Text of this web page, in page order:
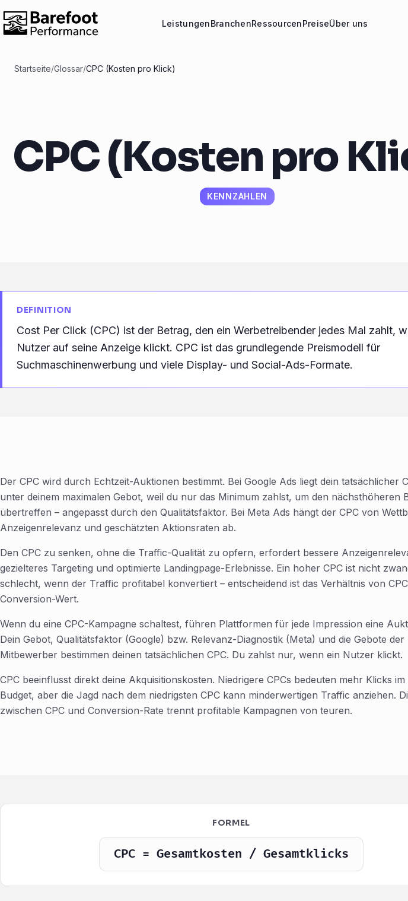
LeistungenBranchenRessourcenPreiseÜber uns
Startseite/Glossar/CPC (Kosten pro Klick)
CPC (Kosten pro
KENNZAHLEN
DEFINITION
Cost Per Click (CPC) ist der Betrag, den ein Werbetreibender jedes Mal zahlt,
Nutzer auf seine Anzeige klickt. CPC ist das grundlegende Preismodell für
Suchmaschinenwerbung und viele Display- und Social-Ads-Formate.
Der CPC wird durch Echtzeit-Auktionen bestimmt. Bei Google Ads liegt dein tatsächlicher
unter deinem maximalen Gebot, weil du nur das Minimum zahlst, um den nächsthöheren
übertreffen – angepasst durch den Qualitätsfaktor. Bei Meta Ads hängt der CPC von
Anzeigenrelevanz und geschätzten Aktionsraten ab.
Den CPC zu senken, ohne die Traffic-Qualität zu opfern, erfordert bessere
gezielteres Targeting und optimierte Landingpage-Erlebnisse. Ein hoher CPC ist nicht
schlecht, wenn der Traffic profitabel konvertiert – entscheidend ist das Verhältnis von
Conversion-Wert.
Wenn du eine CPC-Kampagne schaltest, führen Plattformen für jede Impression eine
Dein Gebot, Qualitätsfaktor (Google) bzw. Relevanz-Diagnostik (Meta) und die Gebote der
Mitbewerber bestimmen deinen tatsächlichen CPC. Du zahlst nur, wenn ein Nutzer klickt.
CPC beeinflusst direkt deine Akquisitionskosten. Niedrigere CPCs bedeuten mehr Klicks im
Budget, aber die Jagd nach dem niedrigsten CPC kann minderwertigen Traffic anziehen.
zwischen CPC und Conversion-Rate trennt profitable Kampagnen von teuren.
FORMEL
CPC = Gesamtkosten / Gesamtklicks